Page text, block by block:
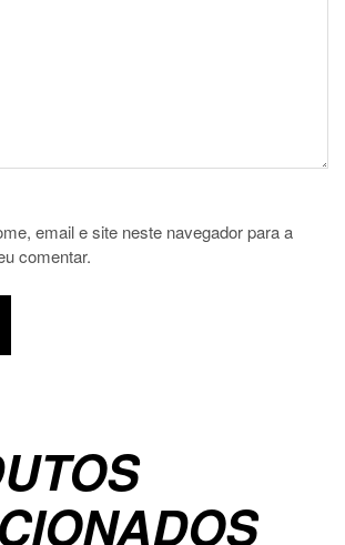
email e site neste navegador para a
comentar.